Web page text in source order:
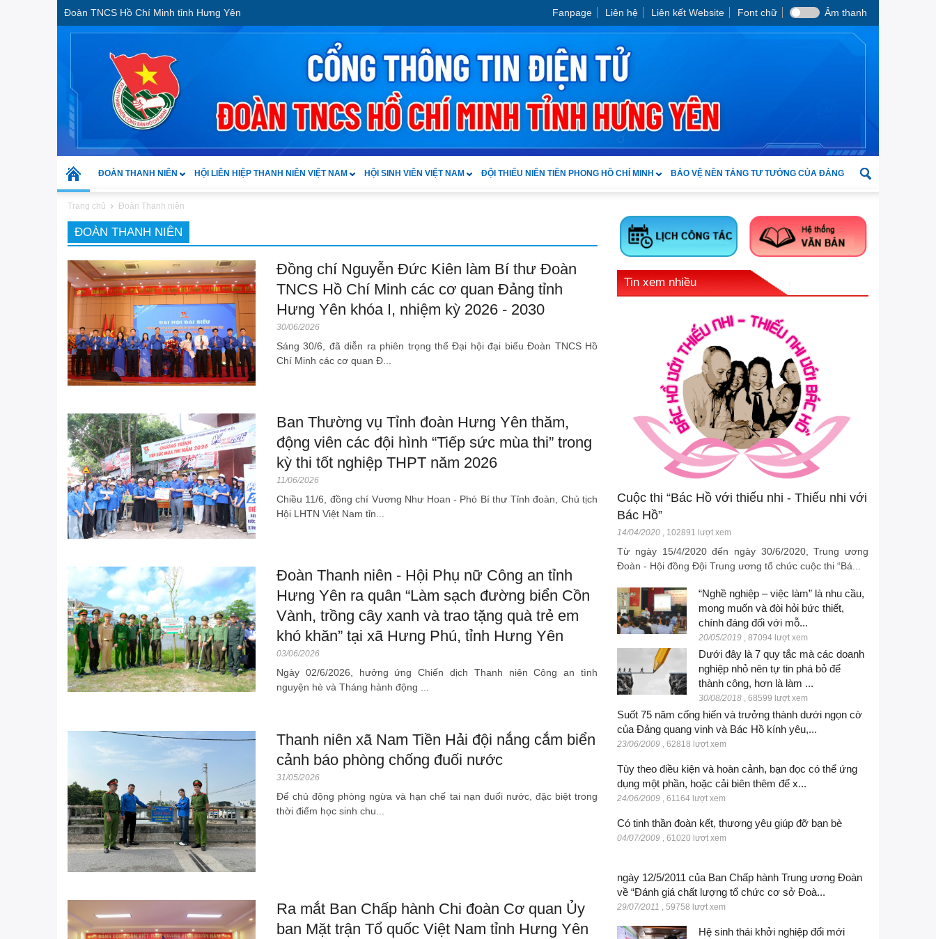
Đoàn TNCS Hồ Chí Minh tỉnh Hưng Yên Fanpage Liên hệ Liên kết Website Font chữ Âm thanh
ĐOÀN THANH NIÊN HỘI LIÊN HIỆP THANH NIÊN VIỆT NAM HỘI SINH VIÊN VIỆT NAM ĐỘI THIẾU NIÊN TIỀN PHONG HỒ CHÍ MINH BẢO VỆ NỀN TẢNG TƯ TƯỞNG CỦA ĐẢNG
Trang chủ Đoàn Thanh niên
ĐOÀN THANH NIÊN
Đồng chí Nguyễn Đức Kiên làm Bí thư Đoàn
TNCS Hồ Chí Minh các cơ quan Đảng tỉnh
Hưng Yên khóa I, nhiệm kỳ 2026 - 2030
30/06/2026
Sáng 30/6, đã diễn ra phiên trọng thể Đại hội đại biểu Đoàn TNCS Hồ
Chí Minh các cơ quan Đ...
Ban Thường vụ Tỉnh đoàn Hưng Yên thăm,
động viên các đội hình “Tiếp sức mùa thi” trong
kỳ thi tốt nghiệp THPT năm 2026
11/06/2026
Chiều 11/6, đồng chí Vương Như Hoan - Phó Bí thư Tỉnh đoàn, Chủ tịch
Hội LHTN Việt Nam tỉn...
Đoàn Thanh niên - Hội Phụ nữ Công an tỉnh
Hưng Yên ra quân “Làm sạch đường biển Cồn
Vành, trồng cây xanh và trao tặng quà trẻ em
khó khăn” tại xã Hưng Phú, tỉnh Hưng Yên
03/06/2026
Ngày 02/6/2026, hưởng ứng Chiến dịch Thanh niên Công an tình
nguyện hè và Tháng hành động ...
Thanh niên xã Nam Tiền Hải đội nắng cắm biển
cảnh báo phòng chống đuối nước
31/05/2026
Để chủ động phòng ngừa và hạn chế tai nạn đuối nước, đặc biệt trong
thời điểm học sinh chu...
Ra mắt Ban Chấp hành Chi đoàn Cơ quan Ủy
ban Mặt trận Tổ quốc Việt Nam tỉnh Hưng Yên
Tin xem nhiều
Cuộc thi “Bác Hồ với thiếu nhi - Thiếu nhi với
Bác Hồ”
14/04/2020 , 102891 lượt xem
Từ ngày 15/4/2020 đến ngày 30/6/2020, Trung ương
Đoàn - Hội đồng Đội Trung ương tổ chức cuộc thi “Bá...
“Nghề nghiệp – việc làm” là nhu cầu,
mong muốn và đòi hỏi bức thiết,
chính đáng đối với mỗ...
20/05/2019 ,87094 lượt xem
Dưới đây là 7 quy tắc mà các doanh
nghiệp nhỏ nên tự tin phá bỏ để
thành công, hơn là làm ...
30/08/2018 ,68599 lượt xem
Suốt 75 năm cống hiến và trưởng thành dưới ngọn cờ
của Đảng quang vinh và Bác Hồ kính yêu,...
23/06/2009 ,62818 lượt xem
Tùy theo điều kiện và hoàn cảnh, bạn đọc có thể ứng
dụng một phần, hoặc cải biên thêm để x...
24/06/2009 ,61164 lượt xem
Có tinh thần đoàn kết, thương yêu giúp đỡ bạn bè
04/07/2009 ,61020 lượt xem
ngày 12/5/2011 của Ban Chấp hành Trung ương Đoàn
về “Đánh giá chất lượng tổ chức cơ sở Đoà...
29/07/2011 ,59758 lượt xem
Hệ sinh thái khởi nghiệp đổi mới